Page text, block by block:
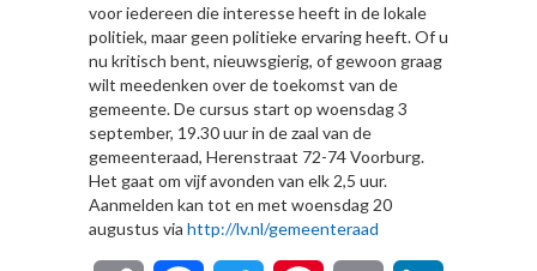
voor iedereen die interesse heeft in de lokale
politiek, maar geen politieke ervaring heeft. Of u
nu kritisch bent, nieuwsgierig, of gewoon graag
wilt meedenken over de toekomst van de
gemeente. De cursus start op woensdag 3
september, 19.30 uur in de zaal van de
gemeenteraad, Herenstraat 72-74 Voorburg.
Het gaat om vijf avonden van elk 2,5 uur.
Aanmelden kan tot en met woensdag 20
augustus via http://lv.nl/gemeenteraad